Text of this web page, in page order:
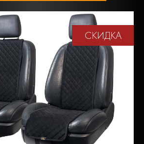
СКИДКА